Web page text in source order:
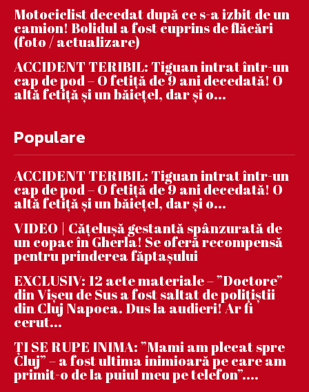
Motociclist decedat după ce s-a izbit de un
camion! Bolidul a fost cuprins de flăcări
(foto / actualizare)
ACCIDENT TERIBIL: Tiguan intrat într-un
cap de pod – O fetiță de 9 ani decedată! O
altă fetiță și un băiețel, dar și o...
Populare
ACCIDENT TERIBIL: Tiguan intrat într-un
cap de pod – O fetiță de 9 ani decedată! O
altă fetiță și un băiețel, dar și o...
VIDEO | Căţeluşă gestantă spânzurată de
un copac în Gherla! Se oferă recompensă
pentru prinderea făptaşului
EXCLUSIV: 12 acte materiale – ”Doctore”
din Vișeu de Sus a fost saltat de polițiștii
din Cluj Napoca. Dus la audieri! Ar fi
cerut...
ȚI SE RUPE INIMA: ”Mami am plecat spre
Cluj” – a fost ultima inimioară pe care am
primit-o de la puiul meu pe telefon”....